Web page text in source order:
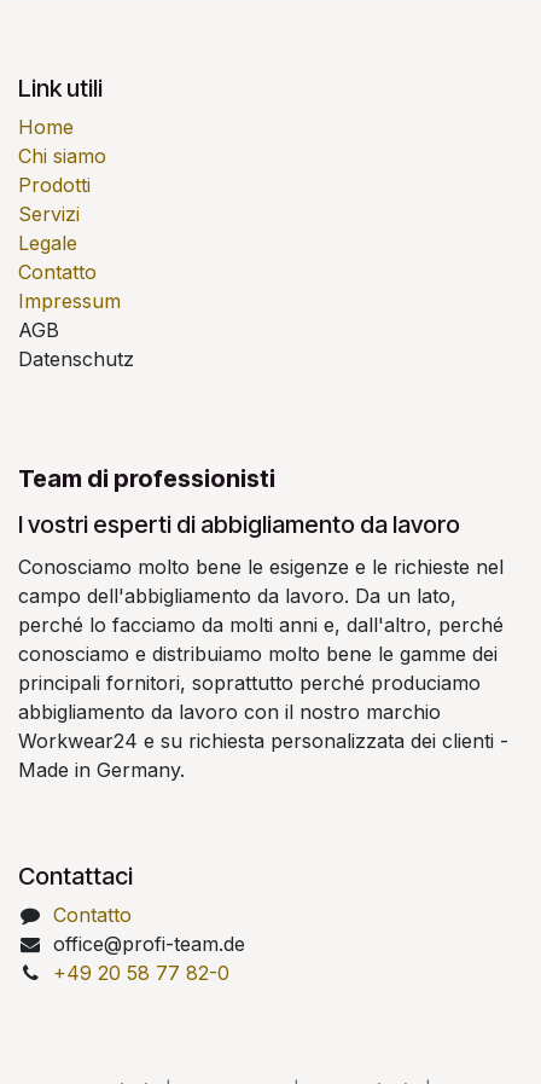
Link utili
Home
Chi siamo
Prodotti
Servizi
Legale
Contatto
Impressum
AGB
Datenschutz
Team di professionisti
I vostri esperti di abbigliamento da lavoro
Conosciamo molto bene le esigenze e le richieste nel
campo dell'abbigliamento da lavoro. Da un lato,
perché lo facciamo da molti anni e, dall'altro, perché
conosciamo e distribuiamo molto bene le gamme dei
principali fornitori, soprattutto perché produciamo
abbigliamento da lavoro con il nostro marchio
Workwear24 e su richiesta personalizzata dei clienti -
Made in Germany.
Contattaci
Contatto
office@profi-team.de
+49 20 58 77 82-0